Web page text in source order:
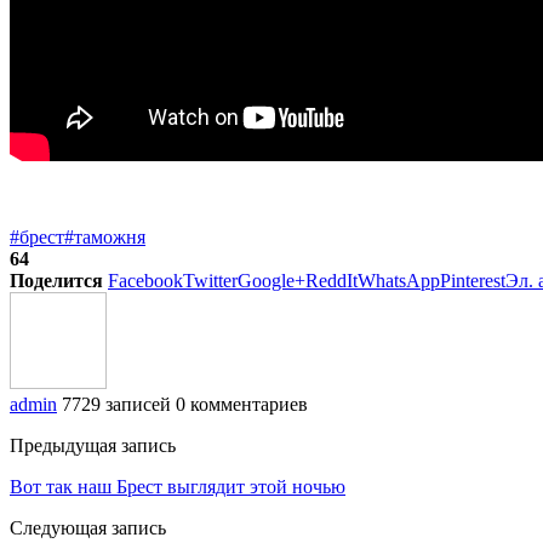
#брест#таможня
64
Поделится FacebookTwitterGoogle+ReddItWhatsAppPinterestЭл.
admin 7729 записей 0 комментариев
Предыдущая запись
Вот так наш Брест выглядит этой ночью
Следующая запись